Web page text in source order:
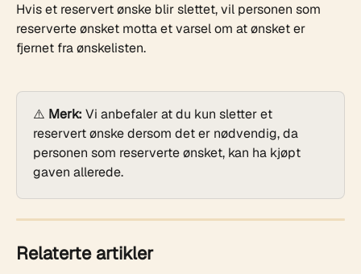
Hvis et reservert ønske blir slettet, vil personen som
reserverte ønsket motta et varsel om at ønsket er
fjernet fra ønskelisten.
⚠️ Merk: Vi anbefaler at du kun sletter et
reservert ønske dersom det er nødvendig, da
personen som reserverte ønsket, kan ha kjøpt
gaven allerede.
Relaterte artikler